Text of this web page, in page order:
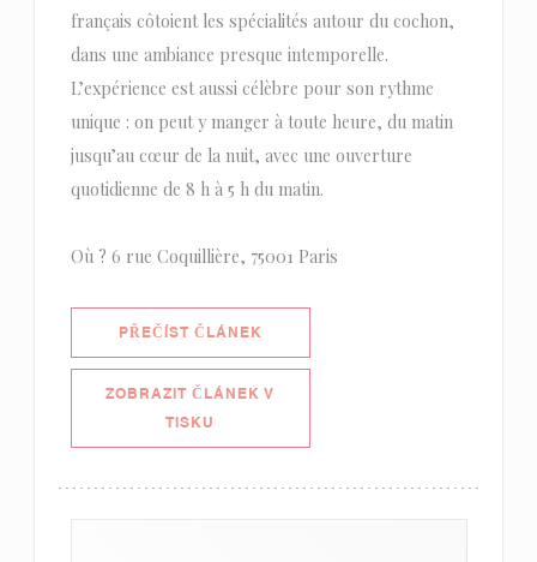
français côtoient les spécialités autour du cochon,
dans une ambiance presque intemporelle.
L’expérience est aussi célèbre pour son rythme
unique : on peut y manger à toute heure, du matin
jusqu’au cœur de la nuit, avec une ouverture
quotidienne de 8 h à 5 h du matin.
Où ? 6 rue Coquillière, 75001 Paris
PŘEČÍST ČLÁNEK
ZOBRAZIT ČLÁNEK V
TISKU